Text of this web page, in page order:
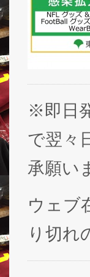
※即日
で翌々
承願い
ウェブ
り切れ